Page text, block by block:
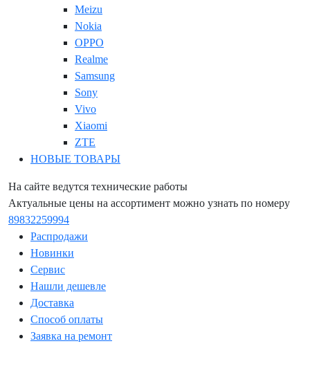
Meizu
Nokia
OPPO
Realme
Samsung
Sony
Vivo
Xiaomi
ZTE
НОВЫЕ ТОВАРЫ
На сайте ведутся технические работы
Актуальные цены на ассортимент можно узнать по номеру
89832259994
Распродажи
Новинки
Сервис
Нашли дешевле
Доставка
Способ оплаты
Заявка на ремонт